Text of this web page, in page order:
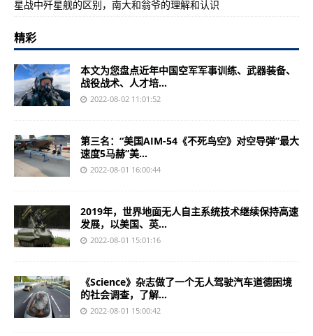
星战中歼星舰的区别，南大和翁爷的理解和认识
精彩
本文为您盘点近年中国空军军事训练、武器装备、
战役战术、人才培...
2022-08-02 11:01:52
第三名：“美国AIM-54《不死鸟空》对空导弹”最大
速度5马赫”美...
2022-08-01 16:00:44
2019年，世界地面无人自主系统技术继续保持高速
发展，以美国、英...
2022-08-01 15:01:16
《Science》杂志做了一个无人驾驶汽车道德困境
的社会调查，了解...
2022-08-01 15:00:42